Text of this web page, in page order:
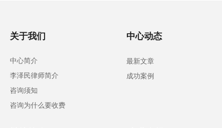
关于我们
中心简介
李泽民律师简介
咨询须知
咨询为什么要收费
中心动态
最新文章
成功案例